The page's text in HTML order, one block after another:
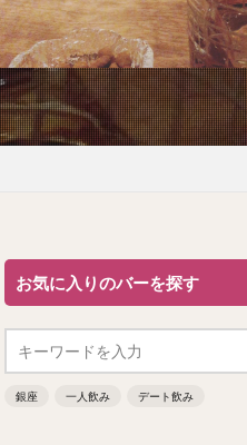
お気に入りのバーを探す
銀座 一人飲み デート飲み